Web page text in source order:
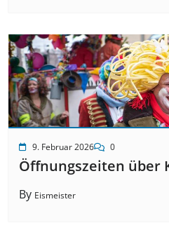
9. Februar 2026 0
Öffnungszeiten über
By Eismeister